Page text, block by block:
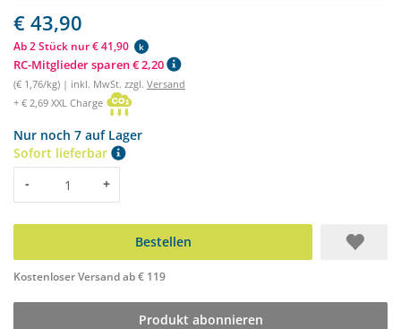
€ 43,90
Ab 2 Stück nur € 41,90 k
RC-Mitglieder sparen € 2,20
(€ 1,76/kg) | inkl. MwSt. zzgl. Versand
+ € 2,69 XXL Charge
Nur noch 7 auf Lager
Sofort lieferbar
Menge
- +
Bestellen
Kostenloser Versand ab € 119
Produkt abonnieren